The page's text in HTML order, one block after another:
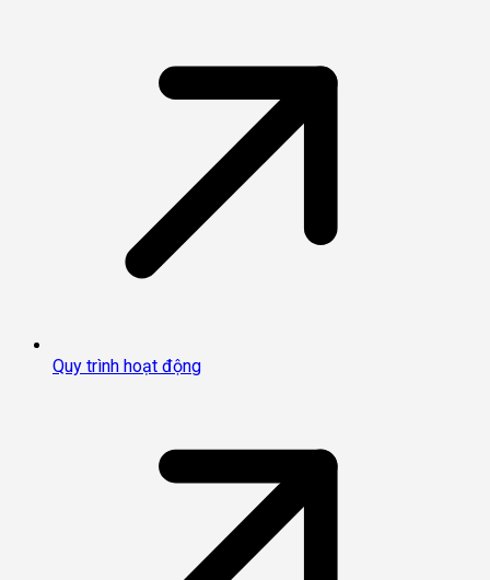
Quy trình hoạt động